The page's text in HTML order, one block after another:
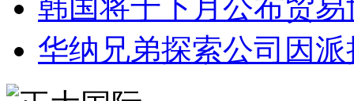
韩国将于下月公布贸
华纳兄弟探索公司因